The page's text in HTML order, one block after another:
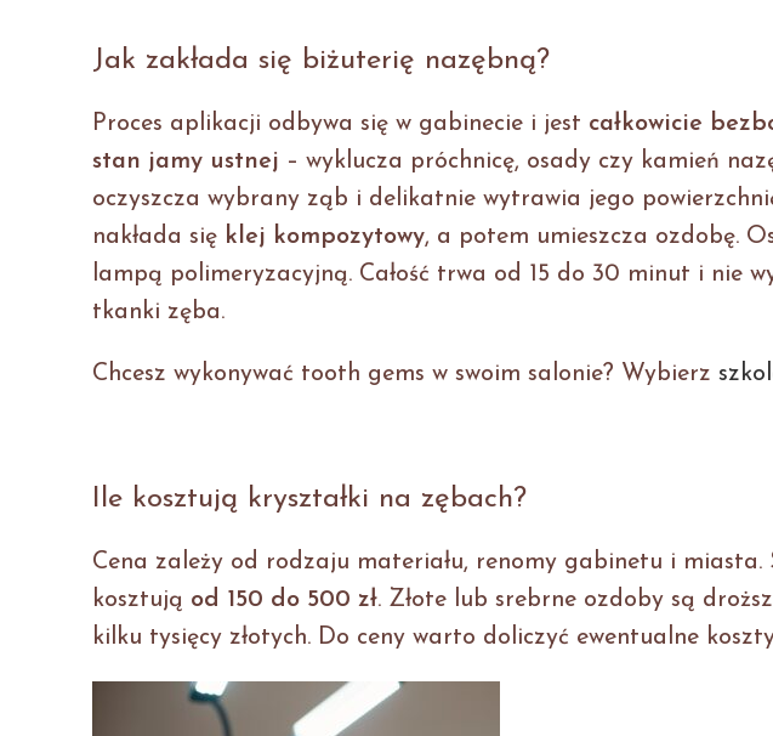
Jak zakłada się biżuterię nazębną?
Proces aplikacji odbywa się w gabinecie i jest całkowicie
stan jamy ustnej – wyklucza próchnicę, osady czy kamień
oczyszcza wybrany ząb i delikatnie wytrawia jego
nakłada się klej kompozytowy, a potem umieszcza ozdobę.
lampą polimeryzacyjną. Całość trwa od 15 do 30 minut i nie
tkanki zęba.
Chcesz wykonywać tooth gems w swoim salonie? Wybierz
Ile kosztują kryształki na zębach?
Cena zależy od rodzaju materiału, renomy gabinetu i miasta.
kosztują od 150 do 500 zł. Złote lub srebrne ozdoby są
kilku tysięcy złotych. Do ceny warto doliczyć ewentualne